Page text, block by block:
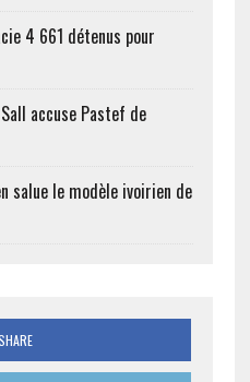
4 661 détenus pour
accuse Pastef de
salue le modèle ivoirien de